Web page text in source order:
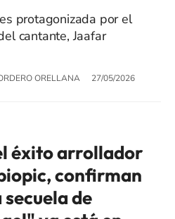
protagonizada por el
cantante, Jaafar
ORELLANA 27/05/2026
éxito arrollador
confirman
secuela de